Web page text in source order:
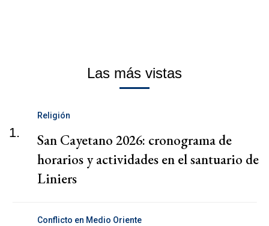
Las más vistas
1.
Religión
San Cayetano 2026: cronograma de
horarios y actividades en el santuario de
Liniers
Conflicto en Medio Oriente